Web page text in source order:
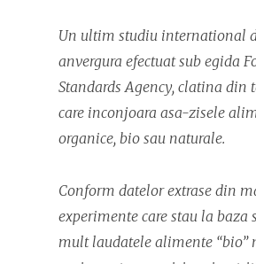
Un ultim studiu international
anvergura efectuat sub egida
Standards Agency, clatina
care inconjoara asa-zisele
organice, bio sau naturale.
Conform datelor extrase din
experimente care stau la baza
mult laudatele alimente “bio”